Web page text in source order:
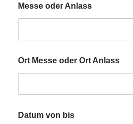
Messe oder Anlass
Ort Messe oder Ort Anlass
Datum von bis